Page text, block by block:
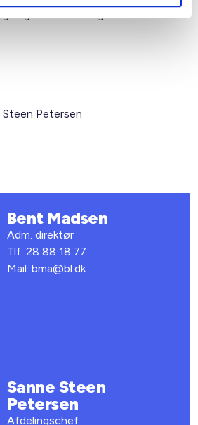
med oversigt over de
Petersen
Bent Madsen
Adm. direktør
Tlf: 28 88 18 77
Mail: bma@bl.dk
Sanne Steen
Petersen
Afdelingschef